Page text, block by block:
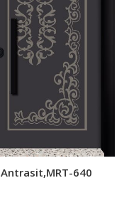
Antrasit,MRT-640